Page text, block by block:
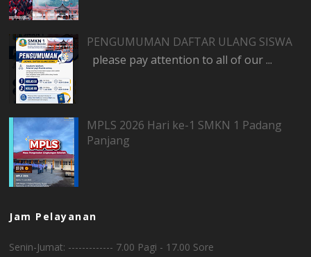
PENGUMUMAN DAFTAR ULANG SISWA
please pay attention to all of our ...
MPLS 2026 Hari ke-1 SMKN 1 Padang
Panjang
Jam Pelayanan
Senin-Jumat: ------------- 7.00 Pagi - 17.00 Sore